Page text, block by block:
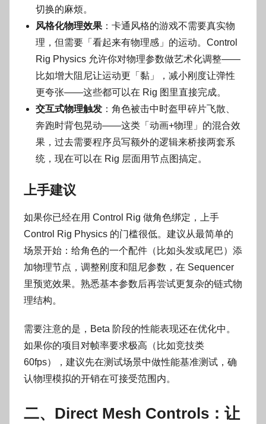
切换的麻烦。
风格化物理效果 ：卡通风格的游戏不需要真实物
理，但需要「看起来有物理感」的运动。Control
Rig Physics 允许你对物理参数做艺术化调整——
比如增大阻尼让运动更「黏」，减小刚度让弹性
更夸张——这些都可以在 Rig 图里直接完成。
交互式物理触发 ：角色被击中时盔甲碎片飞散、
奔跑时背包晃动——这类「动画+物理」的混合效
果，过去需要程序员写额外的逻辑来桥接两套系
统，现在可以在 Rig 层面用节点图搞定。
上手建议
如果你已经在用 Control Rig 做角色绑定，上手
Control Rig Physics 的门槛很低。建议从最简单的
场景开始：给角色的一个配件（比如头发或尾巴）添
加物理节点，调整刚度和阻尼参数，在 Sequencer
里预览效果。熟悉基本参数后再尝试更复杂的链式物
理结构。
需要注意的是，Beta 阶段的性能表现还在优化中。
如果你的项目对帧率要求极高（比如竞技类
60fps），建议先在测试场景中做性能基准测试，确
认物理模拟的开销在可接受范围内。
二、Direct Mesh Controls：让